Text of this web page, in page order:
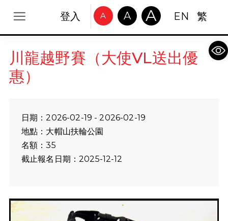
登入 A A A EN 繁
川龍越野賽（大使VL送出優
惠）
日期：2026-02-19 - 2026-02-19
地點：大帽山扶輪公園
名額：35
截止報名日期：2025-12-12